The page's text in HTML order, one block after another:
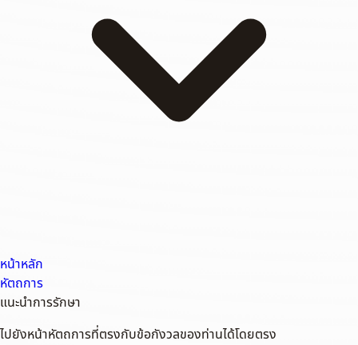
หน้าหลัก
หัตถการ
แนะนำการรักษา
ไปยังหน้าหัตถการที่ตรงกับข้อกังวลของท่านได้โดยตรง